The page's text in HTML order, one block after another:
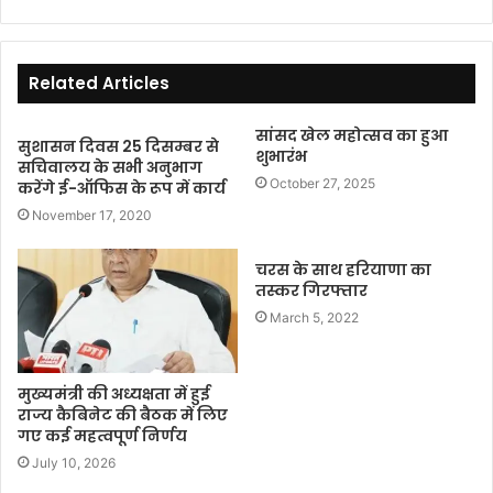
Related Articles
सुशासन दिवस 25 दिसम्बर से
सचिवालय के सभी अनुभाग
करेंगे ई-ऑफिस के रूप में कार्य
November 17, 2020
सांसद खेल महोत्सव का हुआ
शुभारंभ
October 27, 2025
मुख्यमंत्री की अध्यक्षता में हुई
राज्य कैबिनेट की बैठक में लिए
गए कई महत्वपूर्ण निर्णय
July 10, 2026
चरस के साथ हरियाणा का
तस्कर गिरफ्तार
March 5, 2022